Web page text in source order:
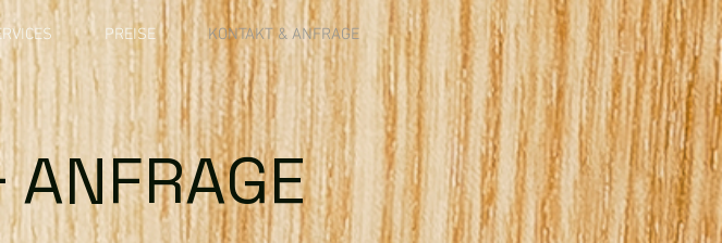
PREISE KONTAKT & ANFRAGE